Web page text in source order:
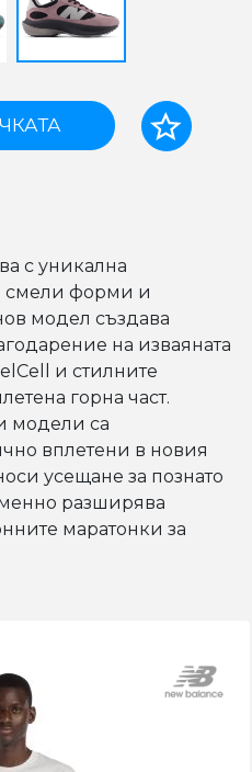
с уникална
смели форми и
модел създава
на изваяната
и стилните
горна част.
модели са
вплетени в новия
усещане за познато
разширява
маратонки за